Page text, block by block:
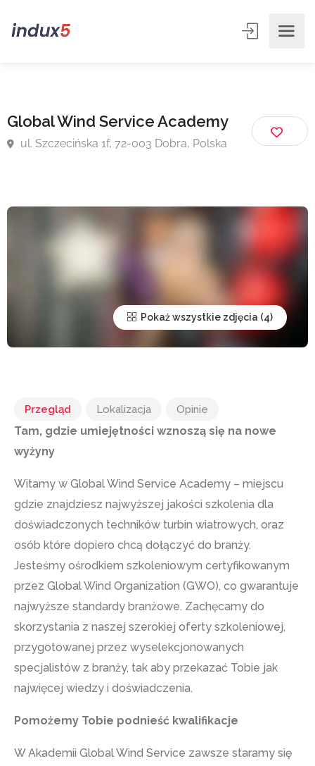
Global Wind Service Academy
Pokaż wszystkie zdjęcia
Przegląd Lokalizacja Opinie
Tam, gdzie umiejętności wznoszą się na nowe
wyżyny
Witamy w Global Wind Service Academy – miejscu
gdzie znajdziesz najwyższej jakości szkolenia dla
doświadczonych techników turbin wiatrowych, oraz
osób które dopiero chcą dołączyć do branży.
Jesteśmy ośrodkiem szkoleniowym certyfikowanym
przez Global Wind Organization (GWO), co gwarantuje
najwyższe standardy branżowe. Zachęcamy do
skorzystania z naszej szerokiej oferty szkoleniowej,
przygotowanej przez wyselekcjonowanych
specjalistów z branży, tak aby przekazać Tobie jak
najwięcej wiedzy i doświadczenia.
Pomożemy Tobie podnieść kwalifikacje
W Akademii Global Wind Service zawsze staramy się